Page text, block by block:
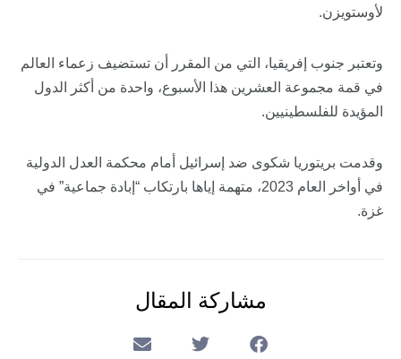
لأوستويزن.
وتعتبر جنوب إفريقيا، التي من المقرر أن تستضيف زعماء العالم
في قمة مجموعة العشرين هذا الأسبوع، واحدة من أكثر الدول
المؤيدة للفلسطينيين.
وقدمت بريتوريا شكوى ضد إسرائيل أمام محكمة العدل الدولية
في أواخر العام 2023، متهمة إياها بارتكاب “إبادة جماعية” في
غزة.
مشاركة المقال